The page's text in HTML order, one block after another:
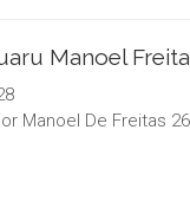
Manoel
Manoel De Freitas